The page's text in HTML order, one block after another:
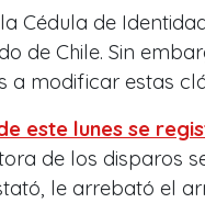
Cédula de
de Chile. Sin
a modificar estas
este lunes se
de los disparos
le arrebató el